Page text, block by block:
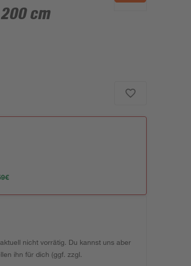
cm
nicht vorrätig. Du kannst uns aber
ihn für dich (ggf. zzgl.